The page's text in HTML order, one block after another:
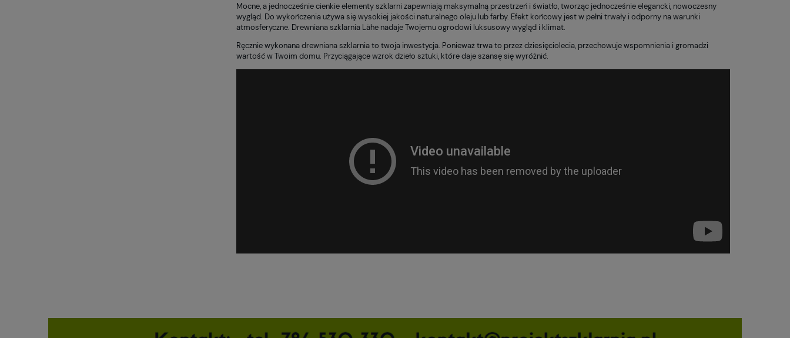
Mocne, a jednocześnie cienkie elementy szklarni zapewniają maksymalną przestrzeń i światło, tworząc jednocześnie elegancki, nowoczesny
wygląd. Do wykończenia używa się wysokiej jakości naturalnego oleju lub farby. Efekt końcowy jest w pełni trwały i odporny na warunki
atmosferyczne. Drewniana szklarnia Lähe nadaje Twojemu ogrodowi luksusowy wygląd i klimat.
Ręcznie wykonana drewniana szklarnia to twoja inwestycja. Ponieważ trwa to przez dziesięciolecia, przechowuje wspomnienia i gromadzi
wartość w Twoim domu. Przyciągające wzrok dzieło sztuki, które daje szansę się wyróżnić.